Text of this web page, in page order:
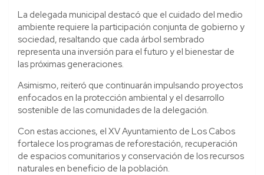
La delegada municipal destacó que el cuidado del medio
ambiente requiere la participación conjunta de gobierno y
sociedad, resaltando que cada árbol sembrado
representa una inversión para el futuro y el bienestar de
las próximas generaciones.
Asimismo, reiteró que continuarán impulsando proyectos
enfocados en la protección ambiental y el desarrollo
sostenible de las comunidades de la delegación.
Con estas acciones, el XV Ayuntamiento de Los Cabos
fortalece los programas de reforestación, recuperación
de espacios comunitarios y conservación de los recursos
naturales en beneficio de la población.